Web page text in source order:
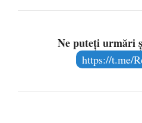
Ne puteți urmări
https://t.me/